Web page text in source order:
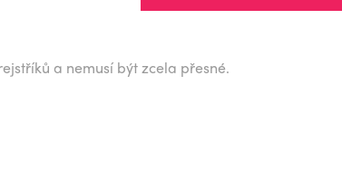
a nemusí být zcela přesné.